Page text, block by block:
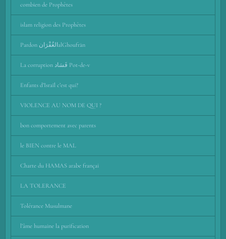
combien de Prophètes
islam religion des Prophètes
Pardon الغُفْرَانalGhoufrān
La corruption فَسَاد Pot-de-v
Enfants d’Israïl c’est qui?
VIOLENCE AU NOM DE QUI ?
bon comportement avec parents
le BIEN contre le MAL
Charte du HAMAS arabe françai
LA TOLERANCE
Tolérance Musulmane
l’âme humaine la purification